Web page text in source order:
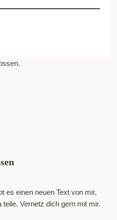
es einen neuen Text von mir,
Vernetz dich gern mit mir.